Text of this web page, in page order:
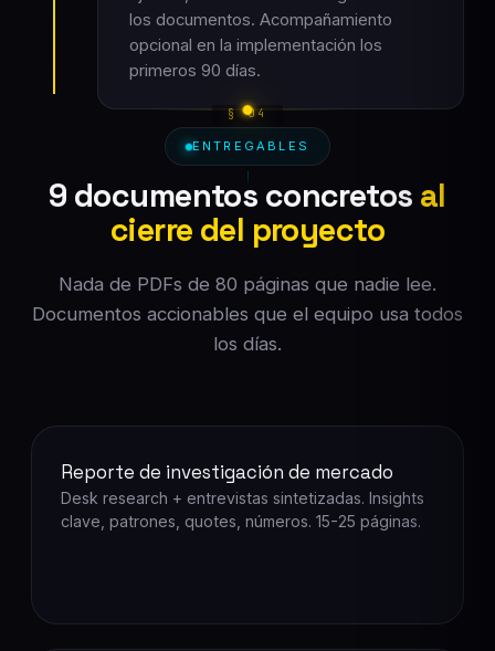
los documentos. Acompañamiento
opcional en la implementación los
primeros 90 días.
ENTREGABLES
9 documentos concretos al
cierre del proyecto
Nada de PDFs de 80 páginas que nadie lee.
Documentos accionables que el equipo usa todos
los días.
Reporte de investigación de mercado
Desk research + entrevistas sintetizadas. Insights
clave, patrones, quotes, números. 15-25 páginas.